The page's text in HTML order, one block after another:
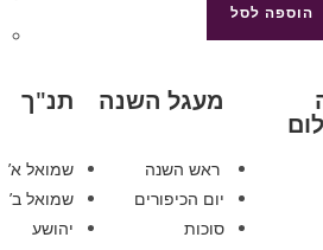
הוספה לסל
מעגל השנה
ראש השנה
יום הכיפורים
סוכות
תנ"ך
שמואל א’
שמואל ב’
יהושע